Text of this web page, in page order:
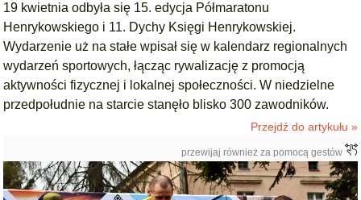
19 kwietnia odbyła się 15. edycja Półmaratonu
Henrykowskiego i 11. Dychy Księgi Henrykowskiej.
Wydarzenie uż na stałe wpisał się w kalendarz regionalnych
wydarzeń sportowych, łącząc rywalizację z promocją
aktywności fizycznej i lokalnej społeczności. W niedzielne
przedpołudnie na starcie stanęło blisko 300 zawodników.
Przejdź do artykułu »
przewijaj również za pomocą gestów